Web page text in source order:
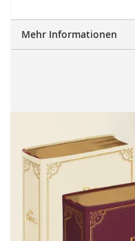
Mehr Informationen